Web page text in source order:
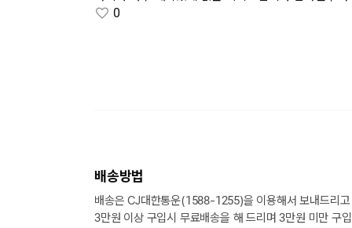
0
배송방법
배송은 CJ대한통운(1588-1255)을 이용해서 보내드리
3만원 이상 구입시 무료배송을 해 드리며 3만원 미만 구